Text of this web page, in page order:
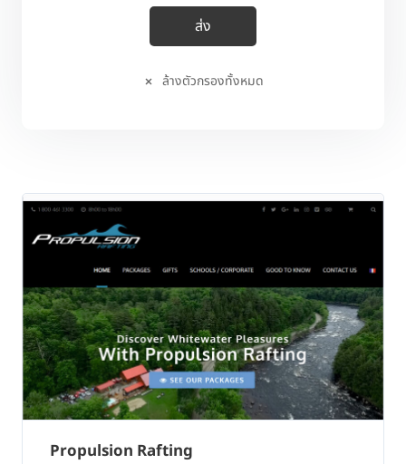
ล้างตัวกรองทั้งหมด
Propulsion Rafting